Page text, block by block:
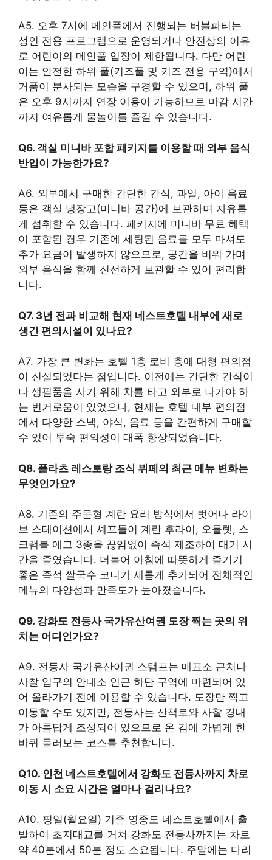
A5. 오후 7시에 메인풀에서 진행되는 버블파티는
성인 전용 프로그램으로 운영되거나 안전상의 이유
로 어린이의 메인풀 입장이 제한됩니다. 다만 어린
이는 안전한 하위 풀(키즈풀 및 키즈 전용 구역)에서
거품이 분사되는 모습을 구경할 수 있으며, 하위 풀
은 오후 9시까지 연장 이용이 가능하므로 마감 시간
까지 여유롭게 물놀이를 즐길 수 있습니다.
Q6. 객실 미니바 포함 패키지를 이용할 때 외부 음식
반입이 가능한가요?
A6. 외부에서 구매한 간단한 간식, 과일, 아이 음료
등은 객실 냉장고(미니바 공간)에 보관하며 자유롭
게 섭취할 수 있습니다. 패키지에 미니바 무료 혜택
이 포함된 경우 기존에 세팅된 음료를 모두 마셔도
추가 요금이 발생하지 않으므로, 공간을 비워 가며
외부 음식을 함께 신선하게 보관할 수 있어 편리합
니다.
Q7. 3년 전과 비교해 현재 네스트호텔 내부에 새로
생긴 편의시설이 있나요?
A7. 가장 큰 변화는 호텔 1층 로비 층에 대형 편의점
이 신설되었다는 점입니다. 이전에는 간단한 간식이
나 생필품을 사기 위해 차를 타고 외부로 나가야 하
는 번거로움이 있었으나, 현재는 호텔 내부 편의점
에서 다양한 스낵, 야식, 음료 등을 간편하게 구매할
수 있어 투숙 편의성이 대폭 향상되었습니다.
Q8. 플라츠 레스토랑 조식 뷔페의 최근 메뉴 변화는
무엇인가요?
A8. 기존의 주문형 계란 요리 방식에서 벗어나 라이
브 스테이션에서 셰프들이 계란 후라이, 오믈렛, 스
크램블 에그 3종을 끊임없이 즉석 제조하여 대기 시
간을 줄였습니다. 더불어 아침에 따뜻하게 즐기기
좋은 즉석 쌀국수 코너가 새롭게 추가되어 전체적인
메뉴의 다양성과 만족도가 높아졌습니다.
Q9. 강화도 전등사 국가유산여권 도장 찍는 곳의 위
치는 어디인가요?
A9. 전등사 국가유산여권 스탬프는 매표소 근처나
사찰 입구의 안내소 인근 하단 구역에 마련되어 있
어 올라가기 전에 이용할 수 있습니다. 도장만 찍고
이동할 수도 있지만, 전등사는 산책로와 사찰 경내
가 아름답게 조성되어 있으므로 온 김에 가볍게 한
바퀴 둘러보는 코스를 추천합니다.
Q10. 인천 네스트호텔에서 강화도 전등사까지 차로
이동 시 소요 시간은 얼마나 걸리나요?
A10. 평일(월요일) 기준 영종도 네스트호텔에서 출
발하여 초지대교를 거쳐 강화도 전등사까지는 차로
약 40분에서 50분 정도 소요됩니다. 주말에는 다리